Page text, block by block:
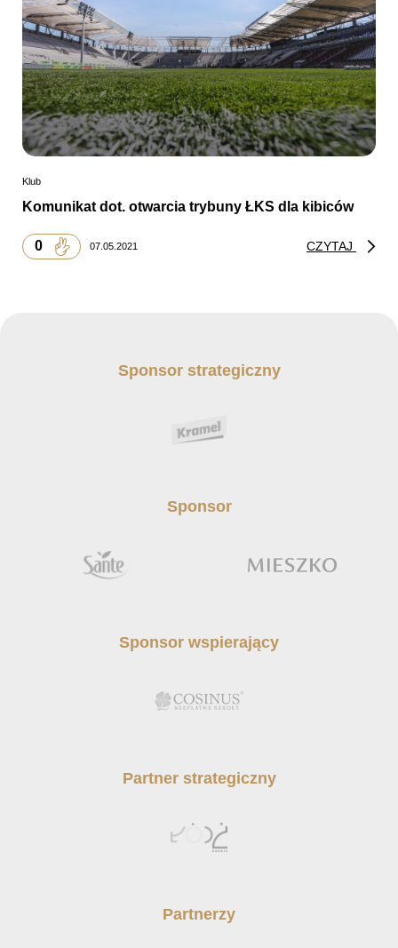
Klub
Komunikat dot. otwarcia trybuny ŁKS dla kibiców
0 07.05.2021 CZYTAJ
Sponsor strategiczny
Sponsor
Sponsor wspierający
Partner strategiczny
Partnerzy